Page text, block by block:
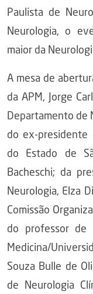
Paulista de
Neurologia, o
maior da
A mesa de
da APM, Jorge
Departamento de
do ex-presidente
do Estado de
Bacheschi; da
Neurologia, Elza
Comissão
do professor de
Medicina/
Souza Bulle de
de Neurologia